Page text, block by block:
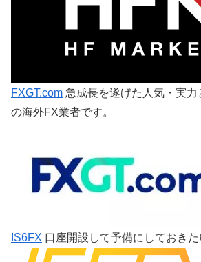
FXGT.com 急成長を遂げた人気・実
の海外FX業者です。
IS6FX 口座開設して予備にしておきた